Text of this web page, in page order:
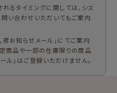
るタイミングに関しては、シス
い合わせいただいてもご案内
お知らせメール」にてご案内
商品や一部の在庫限りの商品
ル」はご登録いただけません。